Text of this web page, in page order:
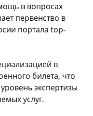
в вопросах
первенство в
портала top-
в
билета, что
экспертизы
услуг.